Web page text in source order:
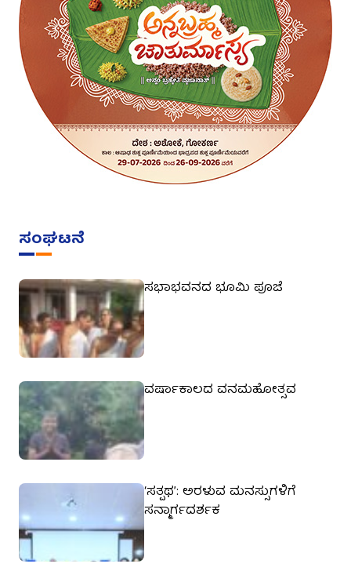
ಸಂಘಟನೆ
ಸಭಾಭವನದ ಭೂಮಿ ಪೂಜೆ
ವರ್ಷಾಕಾಲದ ವನಮಹೋತ್ಸವ
‘ಸತ್ಪಥ’: ಅರಳುವ ಮನಸ್ಸುಗಳಿಗೆ
ಸನ್ಮಾರ್ಗದರ್ಶಕ